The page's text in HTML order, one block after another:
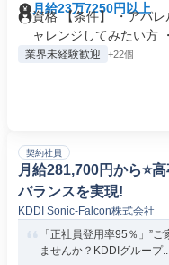
月給23万7250円以上
資格 【条件】 ・アパ
ャレンジしてみたい方
業界未経験歓迎 +22個
契約社員
月給281,700円から⭐️
バランスを実現!
KDDI Sonic-Falcon株式会社
「正社員登用率95％」”
ませんか？KDDIグループ